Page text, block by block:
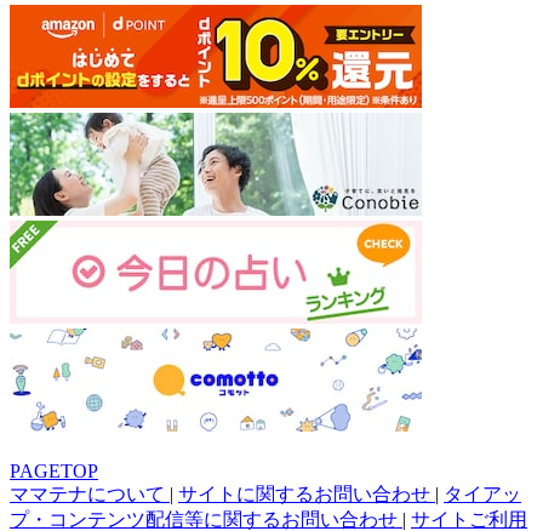
PAGETOP
ママテナについて | サイトに関するお問い合わせ | タイアッ
プ・コンテンツ配信等に関するお問い合わせ | サイトご利用